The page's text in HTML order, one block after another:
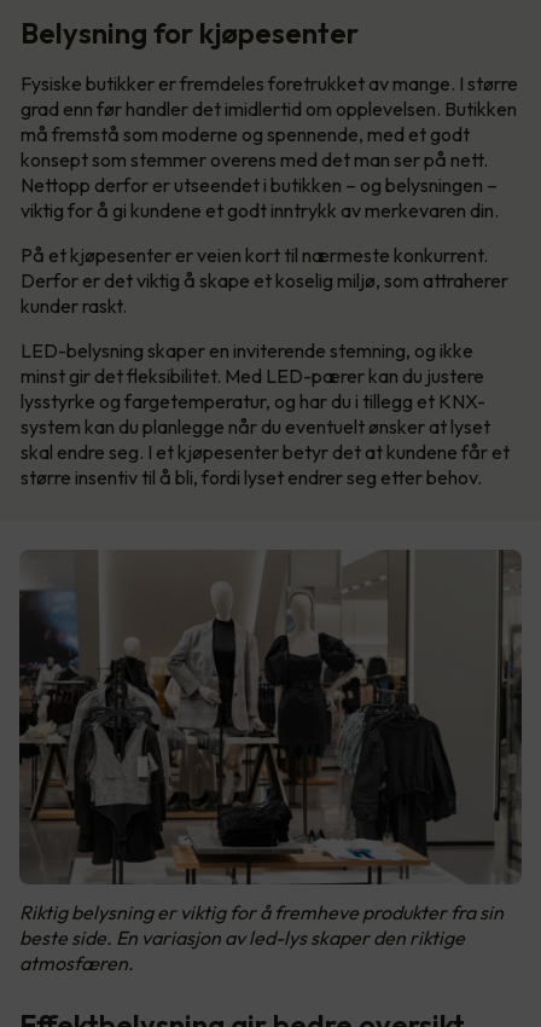
Belysning for kjøpesenter
Fysiske butikker er fremdeles foretrukket av mange. I større
grad enn før handler det imidlertid om opplevelsen. Butikken
må fremstå som moderne og spennende, med et godt
konsept som stemmer overens med det man ser på nett.
Nettopp derfor er utseendet i butikken – og belysningen –
viktig for å gi kundene et godt inntrykk av merkevaren din.
På et kjøpesenter er veien kort til nærmeste konkurrent.
Derfor er det viktig å skape et koselig miljø, som attraherer
kunder raskt.
LED-belysning skaper en inviterende stemning, og ikke
minst gir det fleksibilitet. Med LED-pærer kan du justere
lysstyrke og fargetemperatur, og har du i tillegg et KNX-
system kan du planlegge når du eventuelt ønsker at lyset
skal endre seg. I et kjøpesenter betyr det at kundene får et
større insentiv til å bli, fordi lyset endrer seg etter behov.
Riktig belysning er viktig for å fremheve produkter fra sin
beste side. En variasjon av led-lys skaper den riktige
atmosfæren.